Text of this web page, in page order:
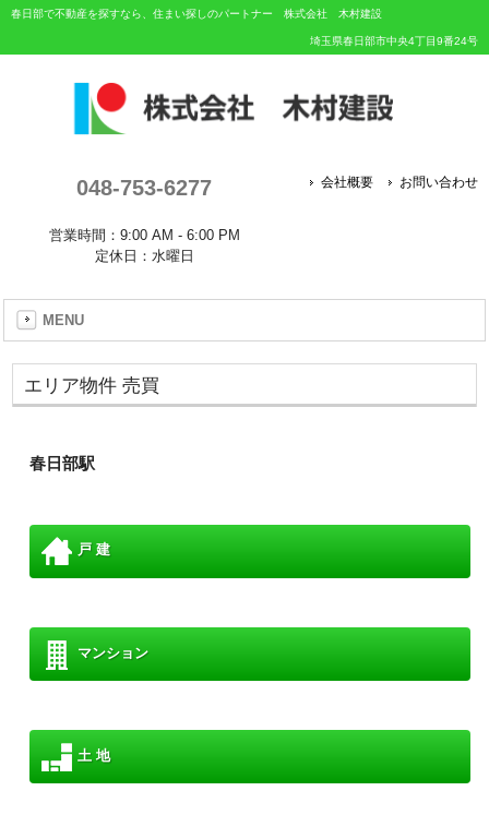
春日部で不動産を探すなら、住まい探しのパートナー 株式会社 木村建設
埼玉県春日部市中央4丁目9番24号
048-753-6277
営業時間：9:00 AM - 6:00 PM
定休日：水曜日
会社概要 お問い合わせ
MENU
エリア物件 売買
春日部駅
戸 建
マンション
土 地